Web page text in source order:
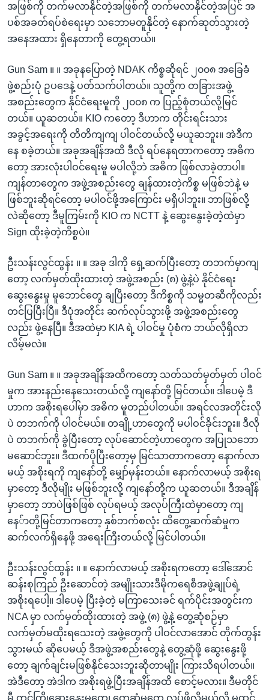
အဖြစ်ကို တက်မလာနိုင်တဲ့အဖြစ်ကို တက်မလာနိုင်တဲ့အပြင် အ
ပစ်အခတ်ရပ်စဲရေးမှာ သဘောမတူနိုင်တဲ့ နောက်ဆုတ်သွားတဲ့
အနေအထား ရှိနေတာကို တွေ့ရတယ်။
Gun Sam ။ ။ အခုနပြောတဲ့ NDAK ကိစ္စဆိုရင် ၂၀၀၈ အခြေခံ
ဖွဲ့စည်းပုံ ဥပဒေနဲ့ ပတ်သက်ပါတယ်။ သူတို့က တခြားအဖွဲ့
အစည်းတွေက နိုင်ငံရေးမူကို ၂၀၀၈ က ပြည့်စုံတယ်လို့မြင်
တယ်။ ယူဆတယ်။ KIO ကတော့ ဒီဟာက တိုင်းရင်းသား
အခွင့်အရေးကို တိတိကျကျ ပါဝင်တယ်လို့ မယူဆဘူး။ အဲဒီက
နေ စခဲ့တယ်။ အခုအချိန်အထိ ဒီလို ရပ်နေရတာကတော့ အဓိက
တော့ အားလုံးပါဝင်ရေးမူ မပါလို့ဘဲ အဓိက ဖြစ်လာခဲ့တာပါ။
ကျန်တာတွေက အဖွဲ့အစည်းတွေ ချန်ထားတဲ့ကိစ္စ မဖြစ်ဘဲနဲ့ မ
ဖြစ်ဘူးဆိုရင်တော့ မပါဝင်ဖို့အကြောင်း မရှိပါဘူး။ ဘာဖြစ်လို့
လဲဆိုတော့ ဒီမူကြမ်းကို KIO က NCTT နဲ့ ဆွေးနွေးခဲ့တဲ့ထဲမှာ
Sign ထိုးခဲ့တဲ့ကိစ္စပဲ။
ဦးသန်းလွင်ထွန်း ။ ။ အခု ဒါကို ရှေ့ဆက်ပြီးတော့ တဘက်မှာကျ
တော့ လက်မှတ်ထိုးထားတဲ့ အဖွဲ့အစည်း (၈) ဖွဲ့နဲ့ပဲ နိုင်ငံရေး
ဆွေးနွေးမှု မူဘောင်တွေ ချပြီးတော့ ဒီကိစ္စကို သမ္မတဆီကိုလည်း
တင်ပြပြီးပြီ။ ဒီပုံအတိုင်း ဆက်လုပ်သွားဖို့ အဖွဲ့အစည်းတွေ
လည်း ဖွဲ့နေပြီ။ ဒီအထဲမှာ KIA ရဲ့ ပါဝင်မှု ပုံစံက ဘယ်လိုရှိလာ
လိမ့်မလဲ။
Gun Sam ။ ။ အခုအချိန်အထိကတော့ သတ်သတ်မှတ်မှတ် ပါဝင်
မှုက အားနည်းနေသေးတယ်လို့ ကျနော်တို့ မြင်တယ်။ ဒါပေမဲ့ ဒီ
ဟာက အစိုးရပေါ်မှာ အဓိက မူတည်ပါတယ်။ အရင်လအတိုင်းလို
ပဲ တဘက်ကို ပါဝင်မယ်။ တချို့ဟာတွေကို မပါဝင်ခိုင်းဘူး။ ဒီလို
ပဲ တဘက်ကို ခွဲပြီးတော့ လုပ်ဆောင်တဲ့ဟာတွေက အပြုသဘော
မဆောင်ဘူး။ ဒီထက်ပိုပြီးတော့မှ မြင်သာတာကတော့ နောက်လာ
မယ့် အစိုးရကို ကျနော်တို့ မျှော်မှန်းတယ်။ နောက်လာမယ့် အစိုးရ
မှာတော့ ဒီလိုမျိုး မဖြစ်ဘူးလို့ ကျနော်တို့က ယူဆတယ်။ ဒီအချိန်
မှာတော့ ဘာပဲဖြစ်ဖြစ် လုပ်ရမယ့် အလုပ်ကြီးထဲမှာတော့ ကျ
နေ်ာတို့မြင်တာကတော့ နှစ်ဘက်စလုံး ထိတွေ့ဆက်ဆံမှုက
ဆက်လက်ရှိနေဖို့ အရေးကြီးတယ်လို့ မြင်ပါတယ်။
ဦးသန်းလွင်ထွန်း ။ ။ နောက်လာမယ့် အစိုးရကတော့ ဒေါ်အောင်
ဆန်းစုကြည် ဦးဆောင်တဲ့ အမျိုးသားဒီမိုကရေစီအဖွဲ့ချုပ်ရဲ့
အစိုးရပေါ့။ ဒါပေမဲ့ ပြီးခဲ့တဲ့ မကြာသေးခင် ရက်ပိုင်းအတွင်းက
NCA မှာ လက်မှတ်ထိုးထားတဲ့ အဖွဲ့ (၈) ဖွဲ့နဲ့ တွေ့ဆုံစဉ်မှာ
လက်မှတ်မထိုးရသေးတဲ့ အဖွဲ့တွေကို ပါဝင်လာအောင် တိုက်တွန်း
သွားမယ် ဆိုပေမယ့် ဒီအဖွဲ့အစည်းတွေနဲ့ တွေ့ဆုံဖို့ ဆွေးနွေးဖို့
တော့ ချက်ချင်းမဖြစ်နိုင်သေးဘူးဆိုတာမျိုး ကြားသိရပါတယ်။
အဲဒီတော့ အဲဒါက အစိုးရဖွဲ့ပြီးအချိန်အထိ စောင့်မလား။ ဒီမတိုင်
မီ တင်ကြိုဆွေးနွေးမှုတွေ၊ တွေ့ဆုံမှုတွေ လုပ်ဖို့လိုမယ်လို့ မထင်